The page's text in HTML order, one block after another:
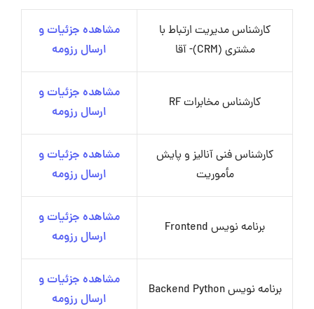
کارشناس مدیریت ارتباط با
مشتری (CRM)- آقا
مشاهده جزئیات و
ارسال رزومه
کارشناس مخابرات RF
مشاهده جزئیات و
ارسال رزومه
کارشناس فنی آنالیز و پایش
مأموریت
مشاهده جزئیات و
ارسال رزومه
برنامه نویس Frontend
مشاهده جزئیات و
ارسال رزومه
برنامه نویس Backend Python
مشاهده جزئیات و
ارسال رزومه